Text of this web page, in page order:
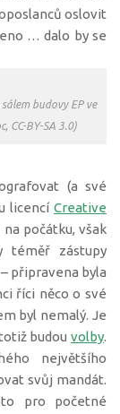
oslovit
… dalo by se
budovy EP ve
CC-BY-SA 3.0)
(a své
licencí Creative
počátku, však
téměř zástupy
připravena byla
říci něco o své
byl nemalý. Je
budou volby.
největšího
svůj mandát.
pro početné